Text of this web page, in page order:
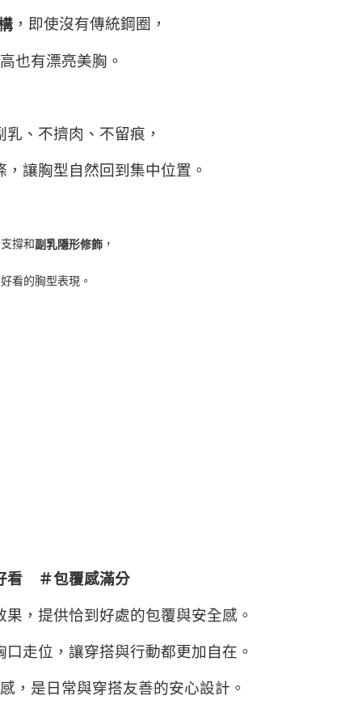
，即使沒有傳統鋼圈，
也有漂亮美胸。
乳、不擠肉、不留痕，
讓胸型自然回到集中位置。
撐和副乳隱形修飾，
看的胸型表現。
看 ＃包覆感滿分
，提供恰到好處的包覆與安全感。
走位，讓穿搭與行動都更加自在。
，是日常與穿搭友善的安心設計。